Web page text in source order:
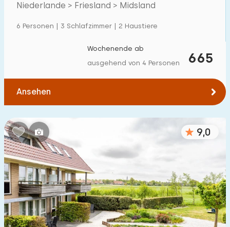
Niederlande > Friesland > Midsland
6 Personen | 3 Schlafzimmer | 2 Haustiere
665
Wochenende ab
ausgehend von 4 Personen
Ansehen
9,0